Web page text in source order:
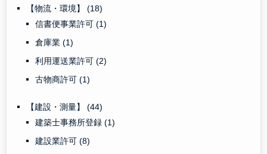
【物流・環境】(18)
信書便事業許可(1)
倉庫業(1)
利用運送業許可(2)
古物商許可(1)
【建設・測量】(44)
建築士事務所登録(1)
建設業許可(8)